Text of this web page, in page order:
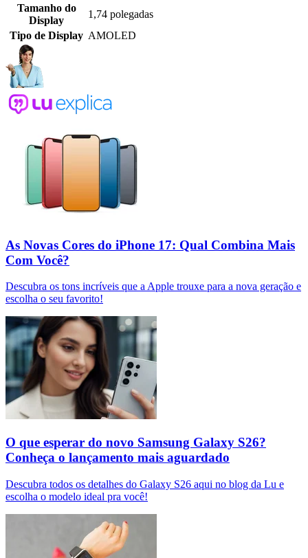
Tamanho do
Display
1,74 polegadas
Tipo de Display AMOLED
As Novas Cores do iPhone 17: Qual Combina Mais
Com Você?
Descubra os tons incríveis que a Apple trouxe para a nova geração e
escolha o seu favorito!
O que esperar do novo Samsung Galaxy S26?
Conheça o lançamento mais aguardado
Descubra todos os detalhes do Galaxy S26 aqui no blog da Lu e
escolha o modelo ideal pra você!